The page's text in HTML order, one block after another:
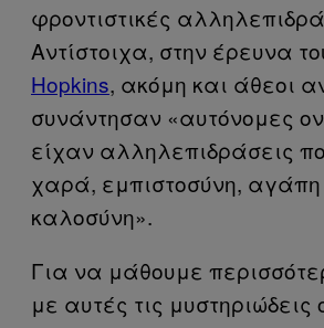
φροντιστικές
Αντίστοιχα, στην έρευνα
Hopkins, ακόμη και άθεοι
συνάντησαν «αυτόνομες
είχαν αλληλεπιδράσεις
χαρά, εμπιστοσύνη, αγάπη
καλοσύνη».
Για να μάθουμε
με αυτές τις μυστηριώδεις